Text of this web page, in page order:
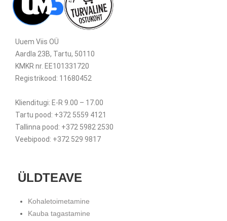
Uuem Viis OÜ
Aardla 23B, Tartu, 50110
KMKR nr. EE101331720
Registrikood: 11680452
Klienditugi: E-R 9.00 – 17.00
Tartu pood: +372 5559 4121
Tallinna pood: +372 5982 2530
Veebipood: +372 529 9817
ÜLDTEAVE
Kohaletoimetamine
Kauba tagastamine